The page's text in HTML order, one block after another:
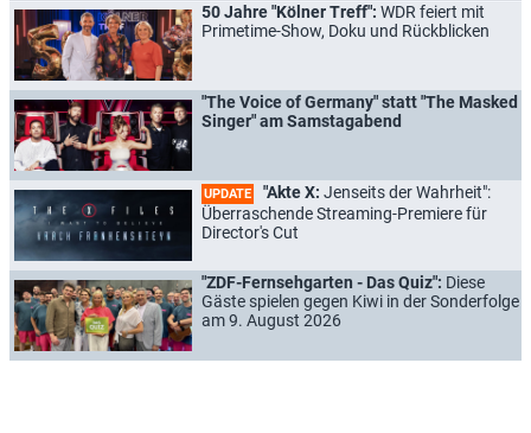
50 Jahre "Kölner Treff": WDR feiert mit
Primetime-Show, Doku und Rückblicken
"The Voice of Germany" statt "The Masked
Singer" am Samstagabend
UPDATE "Akte X: Jenseits der Wahrheit":
Überraschende Streaming-Premiere für
Director's Cut
"ZDF-Fernsehgarten - Das Quiz": Diese
Gäste spielen gegen Kiwi in der Sonderfolge
am 9. August 2026